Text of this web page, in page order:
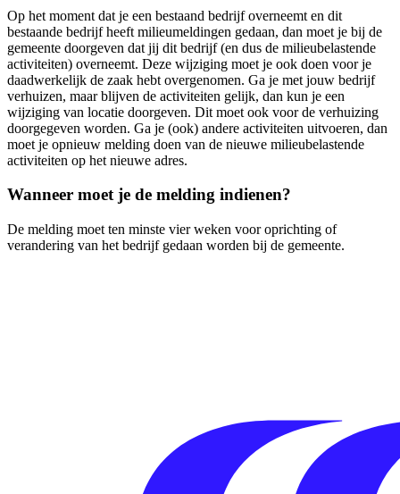
Op het moment dat je een bestaand bedrijf overneemt en dit
bestaande bedrijf heeft milieumeldingen gedaan, dan moet je bij de
gemeente doorgeven dat jij dit bedrijf (en dus de milieubelastende
activiteiten) overneemt. Deze wijziging moet je ook doen voor je
daadwerkelijk de zaak hebt overgenomen. Ga je met jouw bedrijf
verhuizen, maar blijven de activiteiten gelijk, dan kun je een
wijziging van locatie doorgeven. Dit moet ook voor de verhuizing
doorgegeven worden. Ga je (ook) andere activiteiten uitvoeren, dan
moet je opnieuw melding doen van de nieuwe milieubelastende
activiteiten op het nieuwe adres.
Wanneer moet je de melding indienen?
De melding moet ten minste vier weken voor oprichting of
verandering van het bedrijf gedaan worden bij de gemeente.